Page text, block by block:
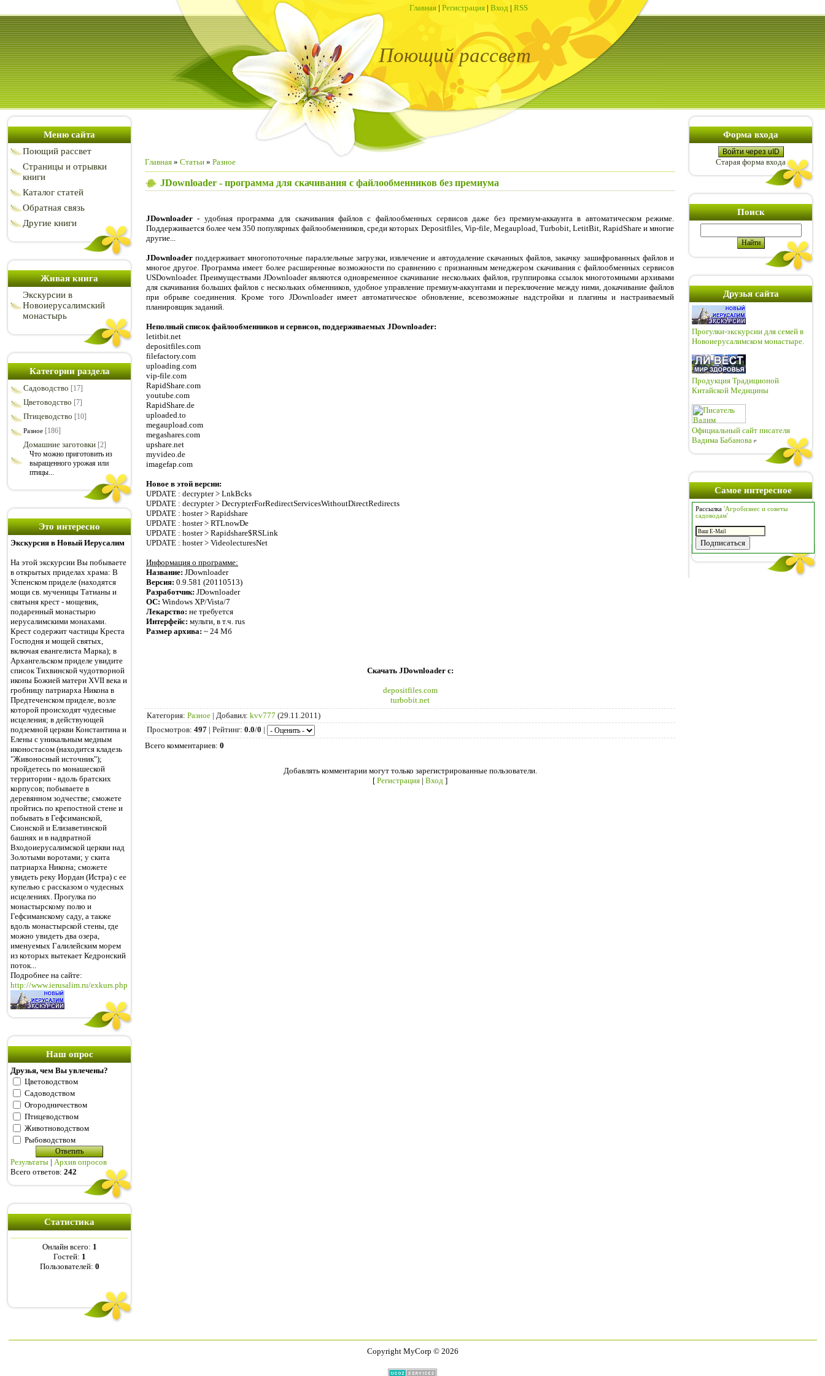
Главная | Регистрация | Вход | RSS
Поющий рассвет
Меню сайта
Поющий рассвет
Страницы и отрывки
книги
Каталог статей
Обратная связь
Другие книги
Живая книга
Экскурсии в
Новоиерусалимский
монастырь
Категории раздела
Садоводство [17]
Цветоводство [7]
Птицеводство [10]
Разное [186]
Домашние заготовки [2]
Что можно приготовить из
выращенного урожая или
птицы...
Это интересно
Экскурсия в Новый Иерусалим
На этой экскурсии Вы побываете
в открытых приделах храма: В
Успенском приделе (находятся
мощи св. мученицы Татианы и
святыня крест - мощевик,
подаренный монастырю
иерусалимскими монахами.
Крест содержит частицы Креста
Господня и мощей святых,
включая евангелиста Марка); в
Архангельском приделе увидите
список Тихвинской чудотворной
иконы Божией матери XVII века и
гробницу патриарха Никона в
Предтеченском приделе, возле
которой происходят чудесные
исцеления; в действующей
подземной церкви Константина и
Елены с уникальным медным
иконостасом (находится кладезь
"Живоносный источник");
пройдетесь по монашеской
территории - вдоль братских
корпусов; побываете в
деревянном зодчестве; сможете
пройтись по крепостной стене и
побывать в Гефсиманской,
Сионской и Елизаветинской
башнях и в надвратной
Входоиерусалимской церкви над
Золотыми воротами; у скита
патриарха Никона; сможете
увидеть реку Иордан (Истра) с ее
купелью с рассказом о чудесных
исцелениях. Прогулка по
монастырскому полю и
Гефсиманскому саду, а также
вдоль монастырской стены, где
можно увидеть два озера,
именуемых Галилейским морем
из которых вытекает Кедронский
поток...
Подробнее на сайте:
http://www.ierusalim.ru/exkurs.php
Наш опрос
Друзья, чем Вы увлечены?
Цветоводством
Садоводством
Огородничеством
Птицеводством
Животноводством
Рыбоводством
Результаты | Архив опросов
Всего ответов: 242
Статистика
Онлайн всего: 1
Гостей: 1
Пользователей: 0
Главная » Статьи » Разное
JDownloader - программа для скачивания с файлообменников без премиума
JDownloader - удобная программа для скачивания файлов с файлообменных сервисов даже без премиум-аккаунта в автоматическом режиме.
Поддерживается более чем 350 популярных файлообменников, среди которых Depositfiles, Vip-file, Megaupload, Turbobit, LetitBit, RapidShare и многие
другие...
JDownloader поддерживает многопоточные параллельные загрузки, извлечение и автоудаление скачанных файлов, закачку зашифрованных файлов и
многое другое. Программа имеет более расширенные возможности по сравнению с признанным менеджером скачивания с файлообменных сервисов
USDownloader. Преимуществами JDownloader являются одновременное скачивание нескольких файлов, группировка ссылок многотомными архивами
для скачивания больших файлов с нескольких обменников, удобное управление премиум-аккунтами и переключение между ними, докачивание файлов
при обрыве соединения. Кроме того JDownloader имеет автоматическое обновление, всевозможные надстройки и плагины и настраиваемый
планировщик заданий.
Неполный список файлообменников и сервисов, поддерживаемых JDownloader:
letitbit.net
depositfiles.com
filefactory.com
uploading.com
vip-file.com
RapidShare.com
youtube.com
RapidShare.de
uploaded.to
megaupload.com
megashares.com
upshare.net
myvideo.de
imagefap.com
Новое в этой версии:
UPDATE : decrypter > LnkBcks
UPDATE : decrypter > DecrypterForRedirectServicesWithoutDirectRedirects
UPDATE : hoster > Rapidshare
UPDATE : hoster > RTLnowDe
UPDATE : hoster > Rapidshare$RSLink
UPDATE : hoster > VideolecturesNet
Информация о программе:
Название: JDownloader
Версия: 0.9.581 (20110513)
Разработчик: JDownloader
ОС: Windows XP/Vista/7
Лекарство: не требуется
Интерфейс: мульти, в т.ч. rus
Размер архива: ~ 24 Мб
Скачать JDownloader с:
depositfiles.com
turbobit.net
Категория: Разное | Добавил: kvv777 (29.11.2011)
Просмотров: 497 | Рейтинг: 0.0/0 |
Всего комментариев: 0
Добавлять комментарии могут только зарегистрированные пользователи.
[ Регистрация | Вход ]
Форма входа
Войти через uID
Старая форма входа
Поиск
Друзья сайта
Прогулки-экскурсии для семей в
Новоиерусалимском монастыре.
Продукция Традиционой
Китайской Медицины
Официальный сайт писателя
Вадима Бабанова
Самое интересное
Рассылка 'Агробизнес и советы
садоводам'
Copyright MyCorp © 2026